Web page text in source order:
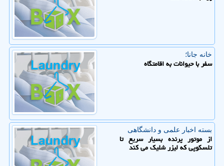
خانه جانا؛
سفر با حیوانات به اقامتگاه
بسته اخبار علمی و دانشگاهی
از موتور پرنده بسیار سریع تا
تلسکوپی که لیزر شلیک می کند